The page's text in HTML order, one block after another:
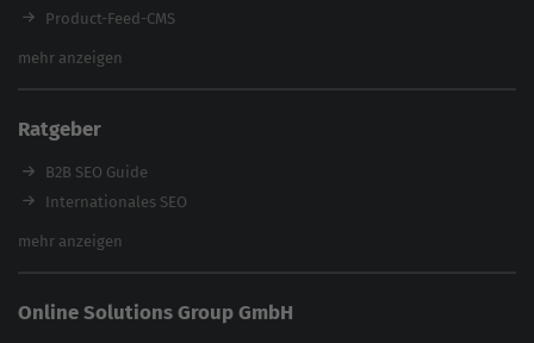
Product-Feed-CMS
Website Analyse
Backlink-Check
Ladezeiten-Check
Brand Protection Tool
Website SEO Check
feed2content.ai
mehr anzeigen
Ratgeber
B2B SEO Guide
Internationales SEO
eCommerce SEO
In ChatGPT gefunden werden
mehr anzeigen
Online Solutions Group GmbH